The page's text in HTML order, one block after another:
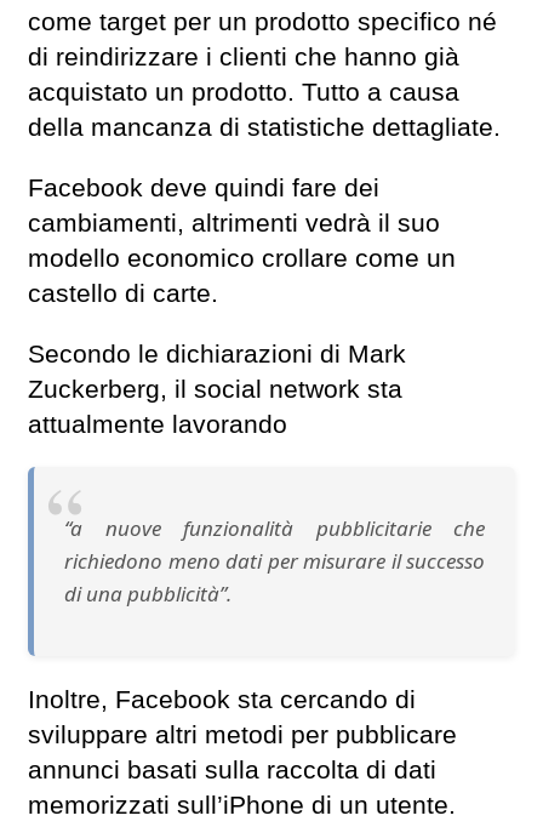
come target per un prodotto specifico né
di reindirizzare i clienti che hanno già
acquistato un prodotto. Tutto a causa
della mancanza di statistiche dettagliate.
Facebook deve quindi fare dei
cambiamenti, altrimenti vedrà il suo
modello economico crollare come un
castello di carte.
Secondo le dichiarazioni di Mark
Zuckerberg, il social network sta
attualmente lavorando
“a nuove funzionalità pubblicitarie che
richiedono meno dati per misurare il successo
di una pubblicità”.
Inoltre, Facebook sta cercando di
sviluppare altri metodi per pubblicare
annunci basati sulla raccolta di dati
memorizzati sull’iPhone di un utente.